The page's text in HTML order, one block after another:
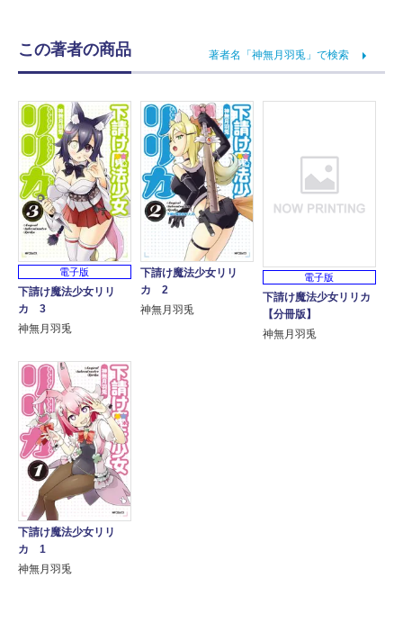
この著者の商品 著者名「神無月羽兎」で検索
電子版
下請け魔法少女リリ
カ 3
神無月羽兎
下請け魔法少女リリ
カ 2
神無月羽兎
電子版
下請け魔法少女リリカ
【分冊版】
神無月羽兎
下請け魔法少女リリ
カ 1
神無月羽兎